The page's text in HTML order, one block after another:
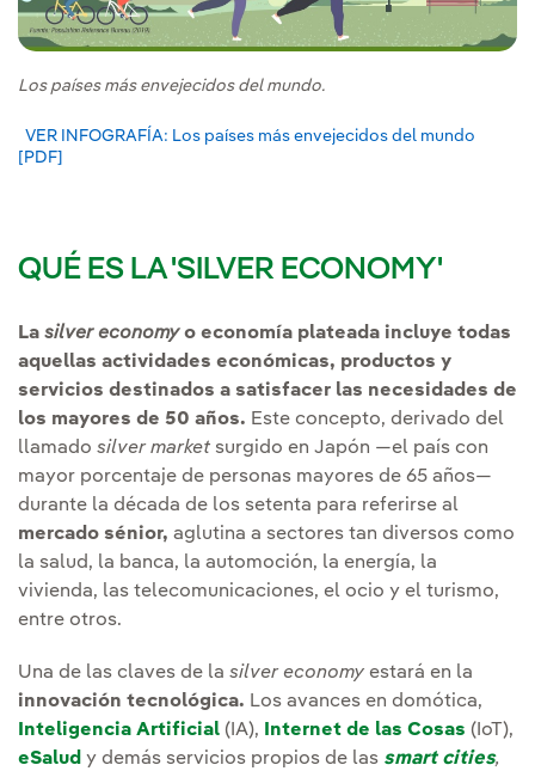
Los países más envejecidos del mundo.
VER INFOGRAFÍA: Los países más envejecidos del mundo
[PDF]
QUÉ ES LA 'SILVER ECONOMY'
La silver economyo economía plateada incluye todas
aquellas actividades económicas, productos y
servicios destinados a satisfacer las necesidades de
los mayores de 50 años. Este concepto, derivado del
llamado silver market surgido en Japón —el país con
mayor porcentaje de personas mayores de 65 años—
durante la década de los setenta para referirse al
mercado sénior, aglutina a sectores tan diversos como
la salud, la banca, la automoción, la energía, la
vivienda, las telecomunicaciones, el ocio y el turismo,
entre otros.
Una de las claves de la silver economy estará en la
innovación tecnológica. Los avances en domótica,
Inteligencia Artificial (IA), Internet de las Cosas (IoT),
eSalud y demás servicios propios de las smart cities,